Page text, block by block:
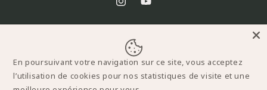
InstagramYouTube
de
paiement
En poursuivant votre navigation sur ce site, vous acceptez
l’utilisation de cookies pour nos statistiques de visite et une